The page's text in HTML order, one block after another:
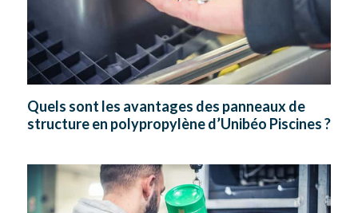
Quels sont les avantages des panneaux de
structure en polypropylène d’Unibéo Piscines ?